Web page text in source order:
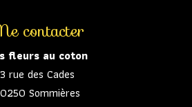
contacter
fleurs au coton
3 rue des Cades
Sommières